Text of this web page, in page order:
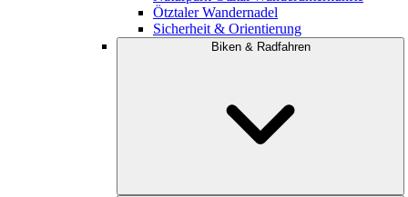
Ötztaler Wandernadel
Sicherheit & Orientierung
Biken & Radfahren